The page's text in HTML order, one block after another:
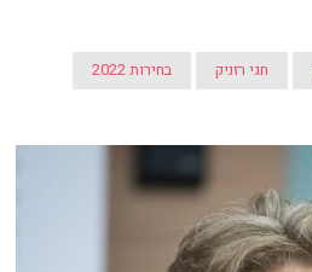
חגי רזניק בחירות 2022